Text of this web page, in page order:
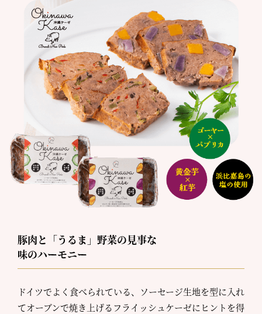
豚肉と「うるま」野菜の見事な
味のハーモニー
ドイツでよく食べられている、ソーセージ生地を型に入れ
てオーブンで焼き上げるフライッシュケーゼにヒントを得